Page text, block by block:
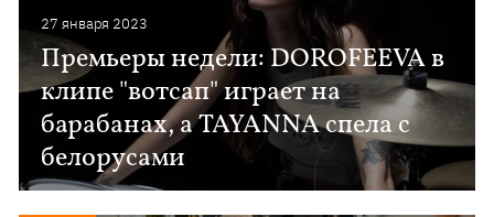
27 января 2023
Премьеры недели: DOROFEEVA в
клипе "вотсап" играет на
барабанах, а TAYANNA спела с
белорусами